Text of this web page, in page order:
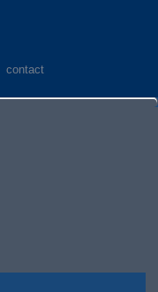
contact